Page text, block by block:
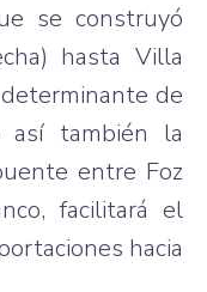
se construyó
hasta Villa
de
así también la
entre Foz
facilitará el
hacia